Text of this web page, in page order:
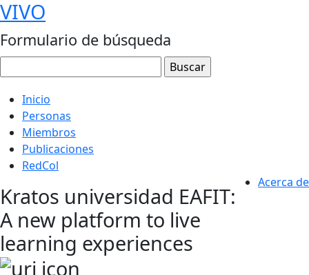
VIVO
Formulario de búsqueda
Inicio
Personas
Miembros
Publicaciones
RedCol
Acerca de
Kratos universidad EAFIT:
A new platform to live
learning experiences